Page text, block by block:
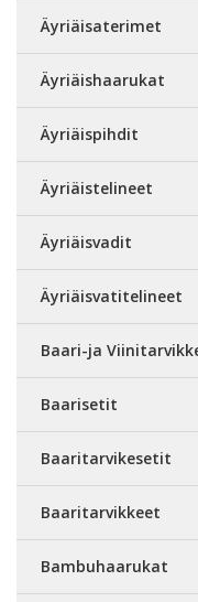
Äyriäisaterimet
Äyriäishaarukat
Äyriäispihdit
Äyriäistelineet
Äyriäisvadit
Äyriäisvatitelineet
Baari-ja
Baarisetit
Baaritarvikesetit
Baaritarvikkeet
Bambuhaarukat